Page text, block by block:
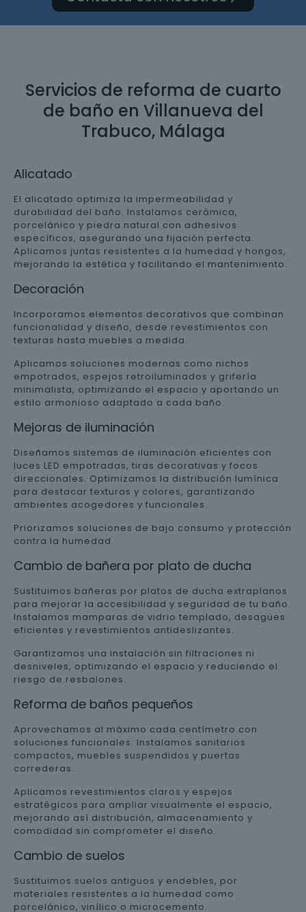
Servicios de reforma de cuarto
de baño en Villanueva del
Trabuco, Málaga
Alicatado
El alicatado optimiza la impermeabilidad y
durabilidad del baño. Instalamos cerámica,
porcelánico y piedra natural con adhesivos
específicos, asegurando una fijación perfecta.
Aplicamos juntas resistentes a la humedad y hongos,
mejorando la estética y facilitando el mantenimiento.
Decoración
Incorporamos elementos decorativos que combinan
funcionalidad y diseño, desde revestimientos con
texturas hasta muebles a medida.
Aplicamos soluciones modernas como nichos
empotrados, espejos retroiluminados y grifería
minimalista, optimizando el espacio y aportando un
estilo armonioso adaptado a cada baño.
Mejoras de iluminación
Diseñamos sistemas de iluminación eficientes con
luces LED empotradas, tiras decorativas y focos
direccionales. Optimizamos la distribución lumínica
para destacar texturas y colores, garantizando
ambientes acogedores y funcionales.
Priorizamos soluciones de bajo consumo y protección
contra la humedad.
Cambio de bañera por plato de ducha
Sustituimos bañeras por platos de ducha extraplanos
para mejorar la accesibilidad y seguridad de tu baño.
Instalamos mamparas de vidrio templado, desagües
eficientes y revestimientos antideslizantes.
Garantizamos una instalación sin filtraciones ni
desniveles, optimizando el espacio y reduciendo el
riesgo de resbalones.
Reforma de baños pequeños
Aprovechamos al máximo cada centímetro con
soluciones funcionales. Instalamos sanitarios
compactos, muebles suspendidos y puertas
correderas.
Aplicamos revestimientos claros y espejos
estratégicos para ampliar visualmente el espacio,
mejorando así distribución, almacenamiento y
comodidad sin comprometer el diseño.
Cambio de suelos
Sustituimos suelos antiguos y endebles, por
materiales resistentes a la humedad como
porcelánico, vinílico o microcemento.